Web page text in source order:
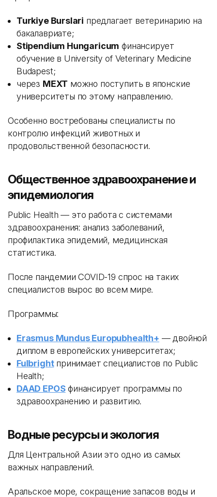
Turkiye Burslari предлагает ветеринарию на
бакалавриате;
Stipendium Hungaricum финансирует
обучение в University of Veterinary Medicine
Budapest;
через MEXT можно поступить в японские
университеты по этому направлению.
Особенно востребованы специалисты по
контролю инфекций животных и
продовольственной безопасности.
Общественное здравоохранение и
эпидемиология
Public Health — это работа с системами
здравоохранения: анализ заболеваний,
профилактика эпидемий, медицинская
статистика.
После пандемии COVID-19 спрос на таких
специалистов вырос во всем мире.
Программы:
Erasmus Mundus Europubhealth+ — двойной
диплом в европейских университетах;
Fulbrightпринимает специалистов по Public
Health;
DAAD EPOS финансирует программы по
здравоохранению и развитию.
Водные ресурсы и экология
Для Центральной Азии это одно из самых
важных направлений.
Аральское море, сокращение запасов воды и